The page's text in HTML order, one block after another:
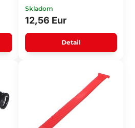
Skladom
12,56 Eur
Detail